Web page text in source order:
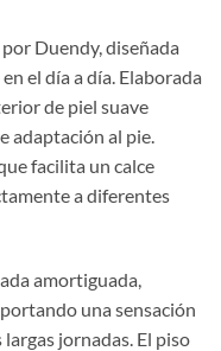
Duendy, diseñada
el día a día. Elaborada
de piel suave
adaptación al pie.
facilita un calce
a diferentes
amortiguada,
una sensación
jornadas. El piso